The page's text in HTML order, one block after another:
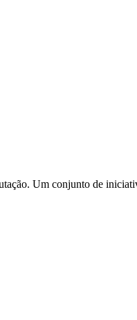
Um conjunto de